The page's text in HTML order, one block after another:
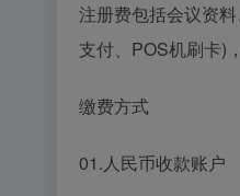
注册费包括会议资
支付、POS机刷卡)
缴费方式
01.人民币收款账户